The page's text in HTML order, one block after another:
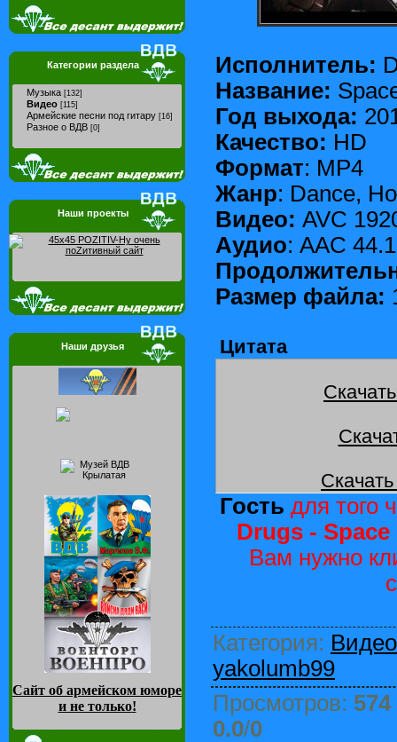
Категории раздела
Музыка [132]
Видео [115]
Армейские песни под гитару [16]
Разное о ВДВ [0]
Наши проекты
Наши друзья
Сайт об армейском юморе
и не только!
Исполнитель:
Название:
Год выхода:
Качество: HD
Формат: MP4
Жанр: Dance,
Видео: AVC
Аудио: AAC
Размер файла:
Цитата
Гость для того
Drugs -
Вам нужно
Категория: Видео
yakolumb99
Просмотров: 574
0.0/0